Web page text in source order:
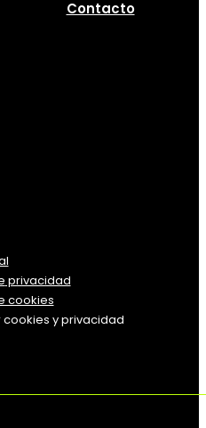
Contacto
privacidad
cookies
cookies y privacidad